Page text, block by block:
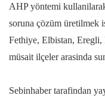
AHP yöntemi
soruna çözüm üretilmek
Fethiye, Elbistan,
müsait ilçeler arasinda
Sebinhaber tarafindan